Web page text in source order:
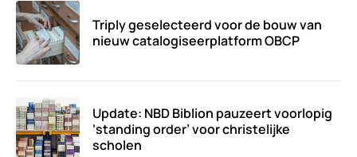
Triply geselecteerd voor de bouw van
nieuw catalogiseerplatform OBCP
Update: NBD Biblion pauzeert voorlopig
‘standing order’ voor christelijke
scholen